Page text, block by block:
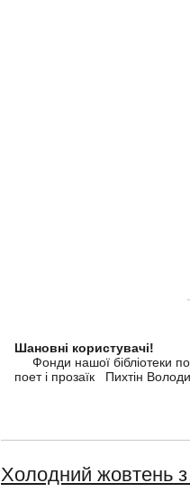
Шановні користувачі!
Фонди нашої бібліотеки
поет і прозаїк Пихтін
Холодний жовтень